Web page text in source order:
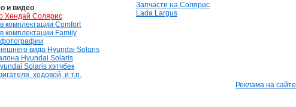
и видео
Хендай Солярис
комплектации Comfort
комплектации Family
вида Hyundai Solaris
Hyundai Solaris
Solaris хэтчбек
ходовой, и т.п.
Запчасти на Солярис
Lada Largus
Реклама на сайте